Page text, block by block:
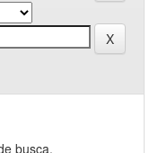
busca.